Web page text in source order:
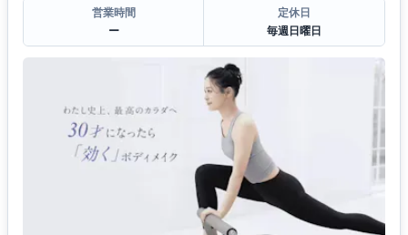
営業時間
ー
定休日
毎週日曜日